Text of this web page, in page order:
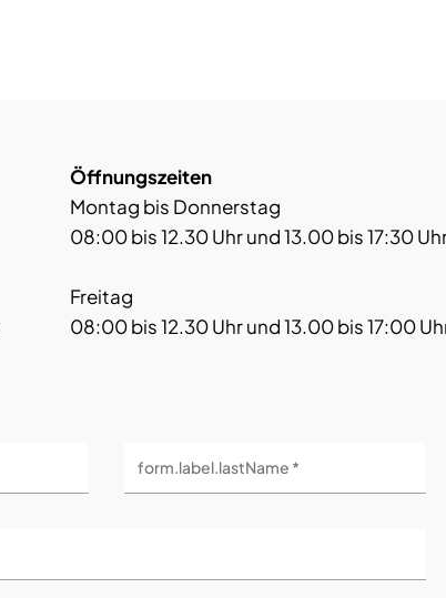
Öffnungszeiten
Montag bis Donnerstag
08:00 bis 12.30 Uhr und 13.00 bis 17:30
Freitag
08:00 bis 12.30 Uhr und 13.00 bis 17:00
form.label.lastName *